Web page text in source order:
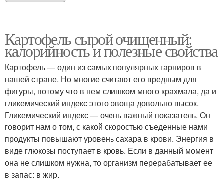
Картофель сырой очищенный:
калорийность и полезные свойства
Картофель — один из самых популярных гарниров в
нашей стране. Но многие считают его вредным для
фигуры, потому что в нем слишком много крахмала, да и
гликемический индекс этого овоща довольно высок.
Гликемический индекс — очень важный показатель. Он
говорит нам о том, с какой скоростью съеденные нами
продукты повышают уровень сахара в крови. Энергия в
виде глюкозы поступает в кровь. Если в данный момент
она не слишком нужна, то организм перерабатывает ее
в запас: в жир.